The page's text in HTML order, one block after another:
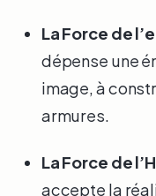
La Force de
dépense une
image, à
armures.
La Force de
accepte la